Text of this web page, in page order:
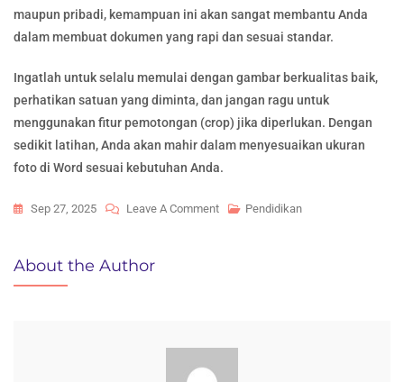
maupun pribadi, kemampuan ini akan sangat membantu Anda
dalam membuat dokumen yang rapi dan sesuai standar.
Ingatlah untuk selalu memulai dengan gambar berkualitas baik,
perhatikan satuan yang diminta, dan jangan ragu untuk
menggunakan fitur pemotongan (crop) jika diperlukan. Dengan
sedikit latihan, Anda akan mahir dalam menyesuaikan ukuran
foto di Word sesuai kebutuhan Anda.
Sep 27, 2025 Leave A CommentOn
Di
Pendidikan
About the Author